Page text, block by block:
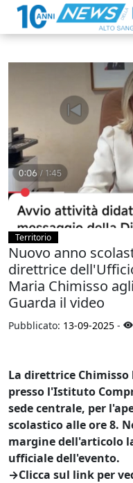
Territorio
Nuovo anno
direttrice
Maria Chimisso
Guarda il video
Pubblicato: 13-09-2025 -
La direttrice
presso l'Istituto
sede centrale, per
scolastico alle ore 8.
margine dell'articolo
ufficiale dell'evento.
→Clicca sul link per